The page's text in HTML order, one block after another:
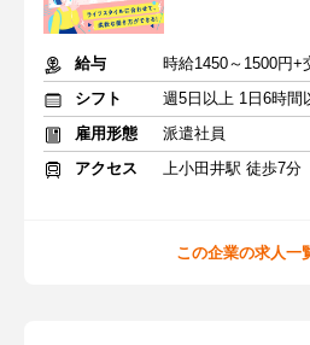
給与
時給1450～1500円+
シフト
週5日以上 1日6時間
雇用形態
派遣社員
アクセス
上小田井駅 徒歩7分
この企業の求人一